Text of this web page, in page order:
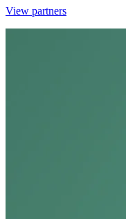
View partners